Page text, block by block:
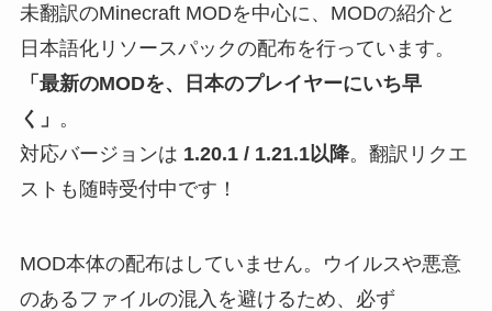
未翻訳のMinecraft MODを中心に、MODの紹介と
日本語化リソースパックの配布を行っています。
「最新のMODを、日本のプレイヤーにいち早
く」 。
対応バージョンは 1.20.1 / 1.21.1以降。翻訳リクエ
ストも随時受付中です！
MOD本体の配布はしていません。ウイルスや悪意
のあるファイルの混入を避けるため、必ず